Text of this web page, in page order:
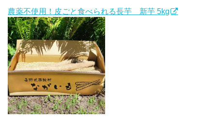
農薬不使用！皮ごと食べられる長芋 新芋 5kg